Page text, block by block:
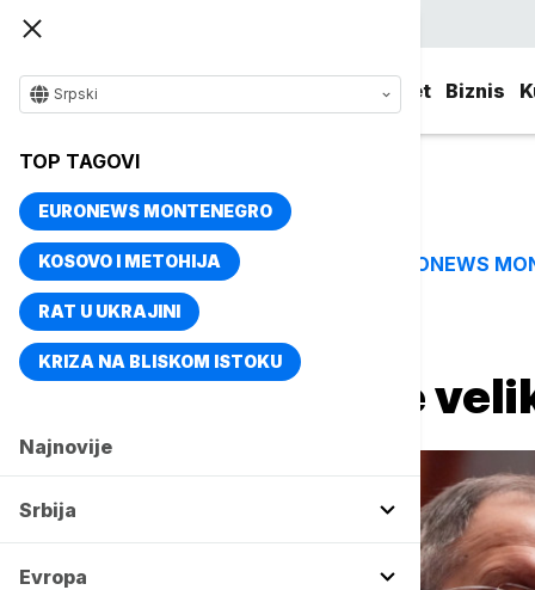
Svet Biznis
Srpski
TOP TAGOVI
EURONEWS MONTENEGRO
KOSOVO I METOHIJA
RAT U UKRAJINI
KRIZA NA BLISKOM ISTOKU
Najnovije
Srbija
Evropa
TOP TAGOVI EURONEWS
Naslovna Srbija
Lavrov: Vučić je